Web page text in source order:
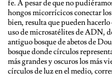
fe. A pesar de que no
hongos micorrícicos conectar los
bien, resulta que pueden hacerlo
uso de microsatélites de ADN,
antiguo bosque de abetos de
bosque donde círculos
más grandes y oscuros los más
círculos de luz en el medio,